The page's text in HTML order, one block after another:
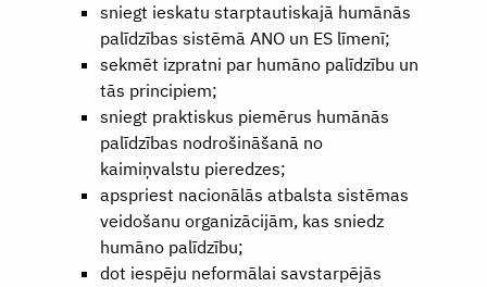
sniegt ieskatu starptautiskajā humānās
palīdzības sistēmā ANO un ES līmenī;
sekmēt izpratni par humāno palīdzību un
tās principiem;
sniegt praktiskus piemērus humānās
palīdzības nodrošināšanā no
kaimiņvalstu pieredzes;
apspriest nacionālās atbalsta sistēmas
veidošanu organizācijām, kas sniedz
humāno palīdzību;
dot iespēju neformālai savstarpējās